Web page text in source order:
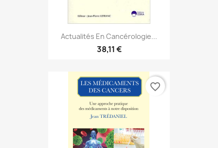
Actualités En Cancérologie...
38,11 €
favorite_border